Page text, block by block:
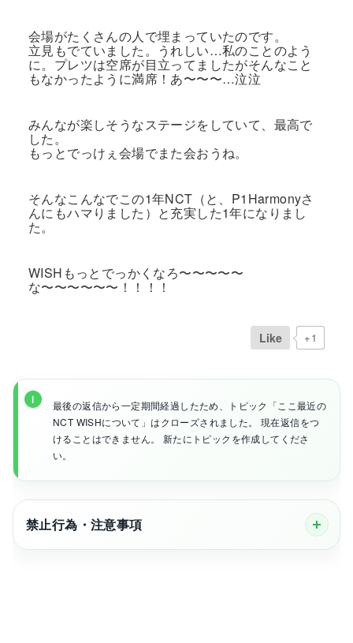
会場がたくさんの人で埋まっていたのです。
立見もでていました。うれしい…私のことのよう
に。プレツは空席が目立ってましたがそんなこと
もなかったように満席！あ〜〜〜…泣泣
みんなが楽しそうなステージをしていて、最高で
した。
もっとでっけぇ会場でまた会おうね。
そんなこんなでこの1年NCT（と、P1Harmonyさ
んにもハマりました）と充実した1年になりまし
た。
WISHもっとでっかくなろ〜〜〜〜〜
な〜〜〜〜〜〜！！！！
Like +1
最後の返信から一定期間経過したため、トピック「ここ最近の
NCT WISHについて」はクローズされました。 現在返信をつ
けることはできません。 新たにトピックを作成してくださ
い。
禁止行為・注意事項